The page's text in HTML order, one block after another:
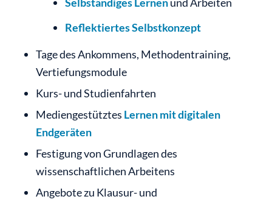
Selbständiges Lernenund Arbeiten
Reflektiertes Selbstkonzept
Tage des Ankommens, Methodentraining,
Vertiefungsmodule
Kurs- und Studienfahrten
Mediengestütztes Lernen mit digitalen
Endgeräten
Festigung von Grundlagen des
wissenschaftlichen Arbeitens
Angebote zu Klausur- und